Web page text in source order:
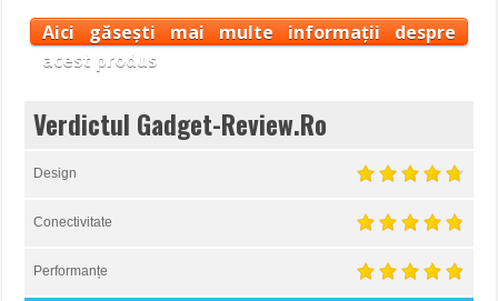
Aici găsești mai multe informații despre
acest produs
Verdictul Gadget-Review.Ro
Design
Conectivitate
Performanțe